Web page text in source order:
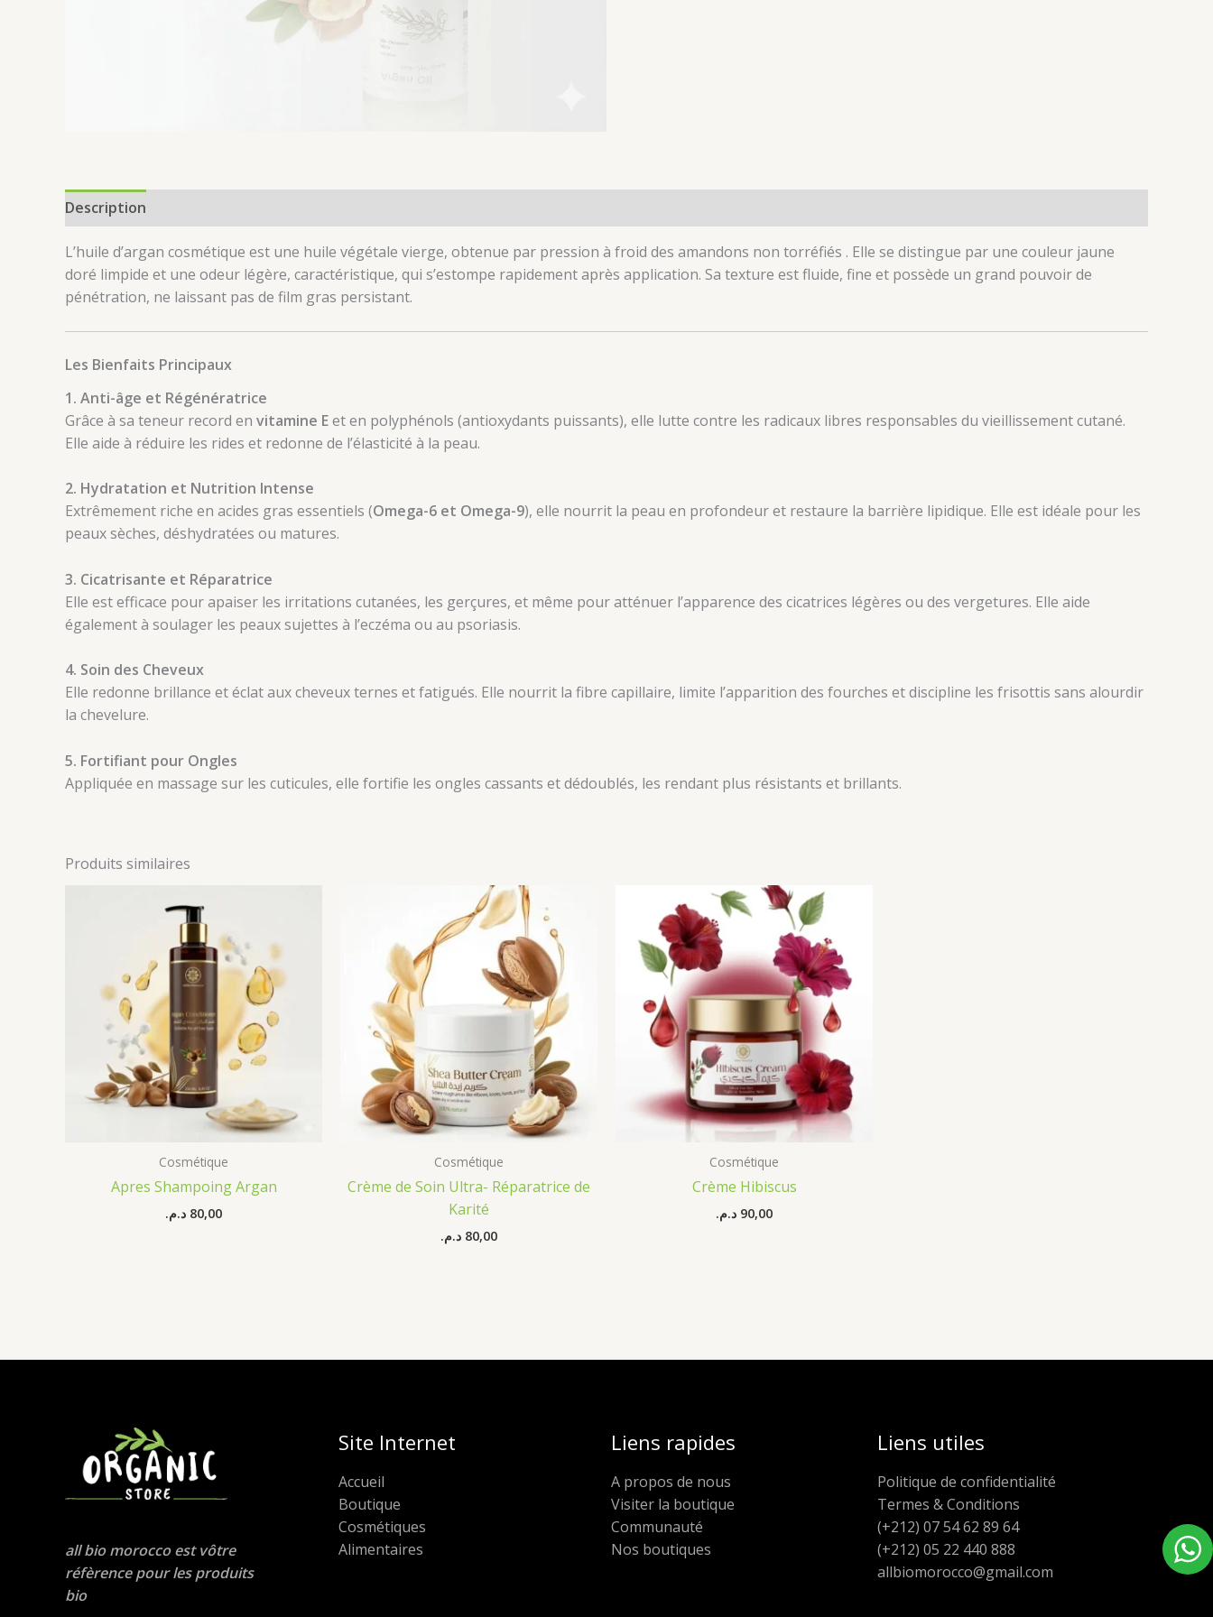
Description
L’huile d’argan cosmétique est une huile végétale vierge, obtenue par pression à froid des amandons non torréfiés . Elle se distingue par une couleur jaune
doré limpide et une odeur légère, caractéristique, qui s’estompe rapidement après application. Sa texture est fluide, fine et possède un grand pouvoir de
pénétration, ne laissant pas de film gras persistant.
Les Bienfaits Principaux
1. Anti-âge et Régénératrice
Grâce à sa teneur record en vitamine Eet en polyphénols (antioxydants puissants), elle lutte contre les radicaux libres responsables du vieillissement cutané.
Elle aide à réduire les rides et redonne de l’élasticité à la peau.
2. Hydratation et Nutrition Intense
Extrêmement riche en acides gras essentiels (Omega-6 et Omega-9), elle nourrit la peau en profondeur et restaure la barrière lipidique. Elle est idéale pour les
peaux sèches, déshydratées ou matures.
3. Cicatrisante et Réparatrice
Elle est efficace pour apaiser les irritations cutanées, les gerçures, et même pour atténuer l’apparence des cicatrices légères ou des vergetures. Elle aide
également à soulager les peaux sujettes à l’eczéma ou au psoriasis.
4. Soin des Cheveux
Elle redonne brillance et éclat aux cheveux ternes et fatigués. Elle nourrit la fibre capillaire, limite l’apparition des fourches et discipline les frisottis sans alourdir
la chevelure.
5. Fortifiant pour Ongles
Appliquée en massage sur les cuticules, elle fortifie les ongles cassants et dédoublés, les rendant plus résistants et brillants.
Produits similaires
Cosmétique
Apres Shampoing Argan
80,00 د.م.
Cosmétique
Crème de Soin Ultra- Réparatrice de
Karité
80,00 د.م.
Cosmétique
Crème Hibiscus
90,00 د.م.
all bio morocco est vôtre
réfèrence pour les produits
bio
Site Internet
Accueil
Boutique
Cosmétiques
Alimentaires
Liens rapides
A propos de nous
Visiter la boutique
Communauté
Nos boutiques
Liens utiles
Politique de confidentialité
Termes & Conditions
(+212) 07 54 62 89 64
(+212) 05 22 440 888
allbiomorocco@gmail.com